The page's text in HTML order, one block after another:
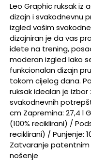
Leo Graphic ruksak iz
dizajn i svakodnevnu
izgled vašim
dizajniran je da vas
idete na trening,
moderan izgled lako
funkcionalan dizajn
tokom cijelog dana.
ruksak idealan je
svakodnevnih
cm Zapremina: 27,4 l
(100% reciklirani) /
reciklirani) / Punjenje:
Zatvaranje
nošenje